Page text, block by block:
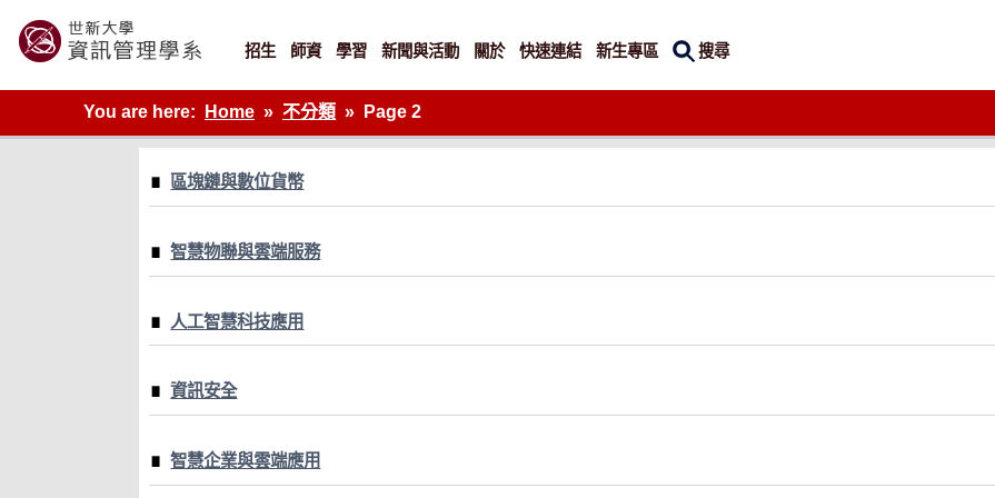
content
世新大學資管系網站
招生 師資 學習 新聞與活動 關於 快速連結 新生專區 搜尋
You are here: Home 不分類 Page 2
區塊鏈與數位貨幣
智慧物聯與雲端服務
人工智慧科技應用
資訊安全
智慧企業與雲端應用